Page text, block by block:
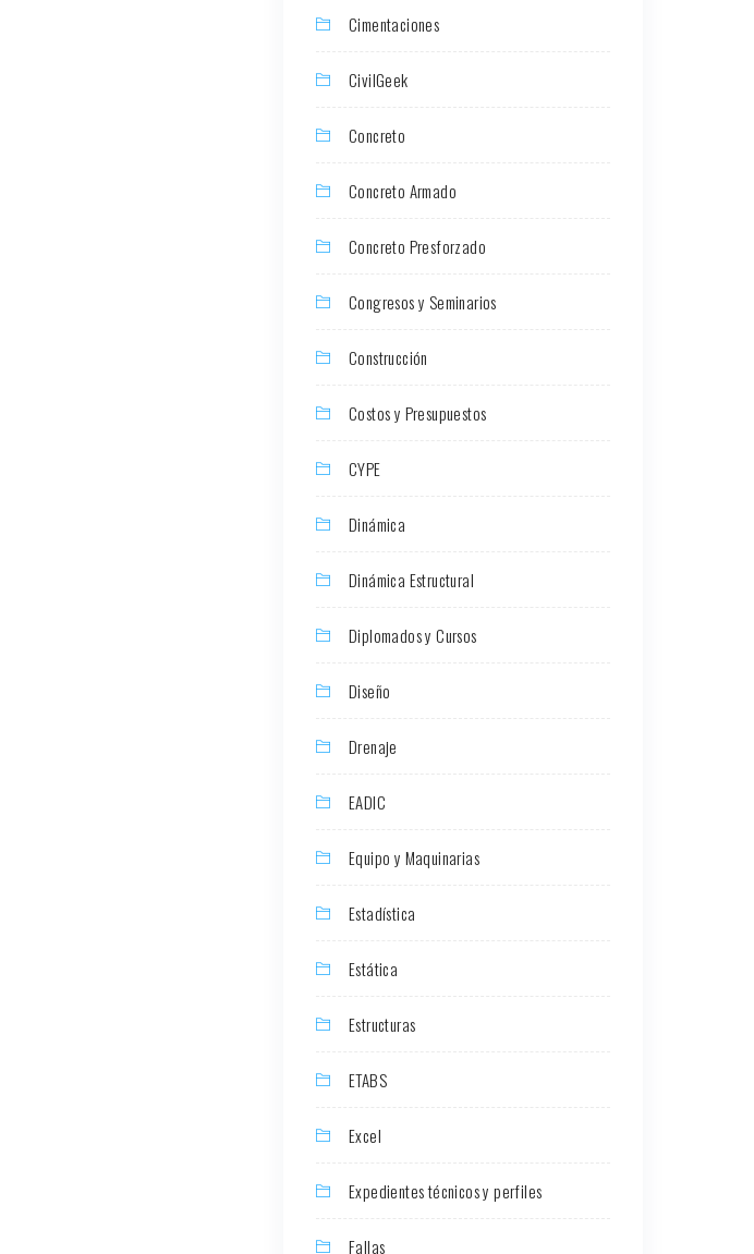
Cimentaciones
CivilGeek
Concreto
Concreto Armado
Concreto Presforzado
Congresos y Seminarios
Construcción
Costos y Presupuestos
CYPE
Dinámica
Dinámica Estructural
Diplomados y Cursos
Diseño
Drenaje
EADIC
Equipo y Maquinarias
Estadística
Estática
Estructuras
ETABS
Excel
Expedientes técnicos y perfiles
Fallas